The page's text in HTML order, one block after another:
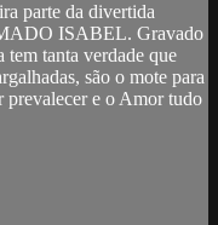
parte da divertida
ISABEL. Gravado
tem tanta verdade que
são o mote para
prevalecer e o Amor tudo